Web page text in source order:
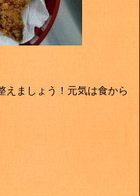
えましょう！元気は食から